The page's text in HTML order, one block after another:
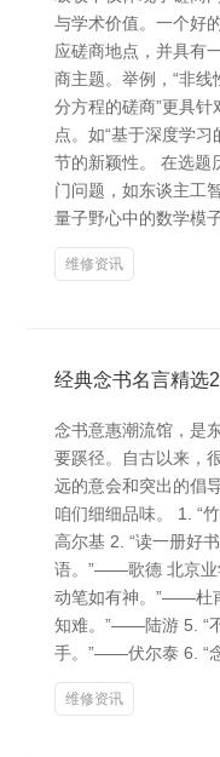
与学术价值。一个好
应磋商地点，并具有
商主题。举例，“非线
分方程的磋商”更具
点。如“基于深度学
节的新颖性。 在选题
门问题，如东谈主工
量子野心中的数学模
维修资讯
经典念书名言精选
念书意惠潮流馆，是
要蹊径。自古以来，
远的意会和突出的倡
咱们细细品味。 1. “
高尔基 2. “读一册好
语。”——歌德 北京业
动笔如有神。”——杜
知难。”——陆游 5. “
手。”——伏尔泰 6. “
维修资讯